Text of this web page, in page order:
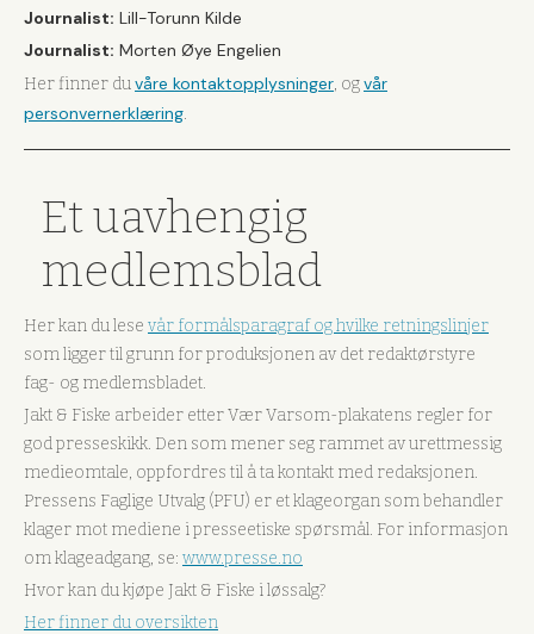
Journalist: Lill-Torunn Kilde
Journalist: Morten Øye Engelien
Her finner duvåre kontaktopplysninger, ogvår
personvernerklæring.
Et uavhengig
medlemsblad
Her kan du lese vår formålsparagraf og hvilke retningslinjer
som ligger til grunn for produksjonen av det redaktørstyre
fag- og medlemsbladet.
Jakt & Fiske arbeider etter Vær Varsom-plakatens regler for
god presseskikk. Den som mener seg rammet av urettmessig
medieomtale, oppfordres til å ta kontakt med redaksjonen.
Pressens Faglige Utvalg (PFU) er et klageorgan som behandler
klager mot mediene i presseetiske spørsmål. For informasjon
om klageadgang, se: www.presse.no
Hvor kan du kjøpe Jakt & Fiske i løssalg?
Her finner du oversikten